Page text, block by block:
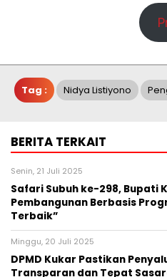
Tag : Nidya Listiyono
BERITA TERKAIT
Senin, 21 Juli 2025
Safari Subuh ke-298, Bupati
Pembangunan Berbasis
Terbaik”
Minggu, 20 Juli 2025
DPMD Kukar Pastikan
Transparan dan Tepat